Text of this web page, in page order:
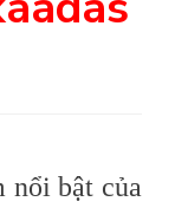
nổi bật của